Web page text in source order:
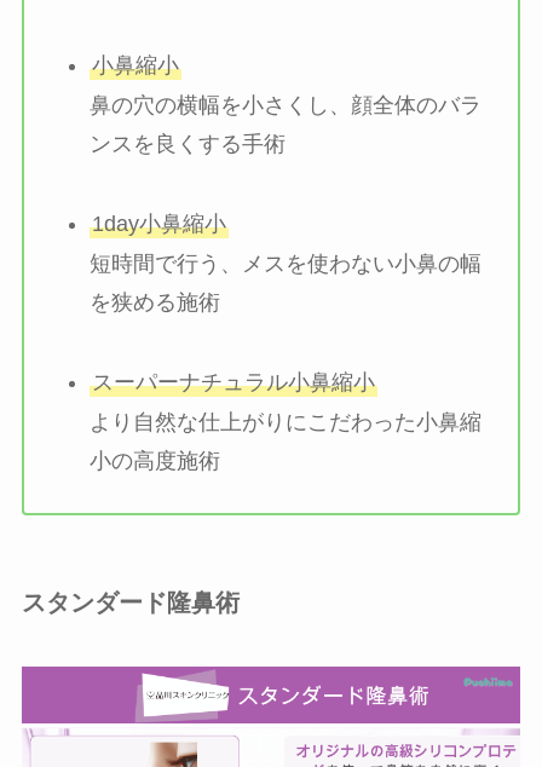
小鼻縮小
鼻の穴の横幅を小さくし、顔全体のバラ
ンスを良くする手術
1day小鼻縮小
短時間で行う、メスを使わない小鼻の幅
を狭める施術
スーパーナチュラル小鼻縮小
より自然な仕上がりにこだわった小鼻縮
小の高度施術
スタンダード隆鼻術